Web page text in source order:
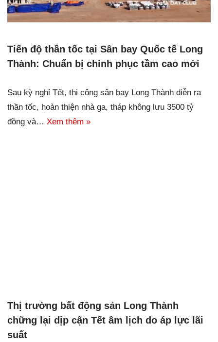
Tiến độ thần tốc tại Sân bay Quốc tế Long
Thành: Chuẩn bị chinh phục tầm cao mới
Sau kỳ nghỉ Tết, thi công sân bay Long Thành diễn ra
thần tốc, hoàn thiện nhà ga, tháp không lưu 3500 tỷ
đồng và… Xem thêm »
Thị trường bất động sản Long Thành
chững lại dịp cận Tết âm lịch do áp lực lãi
suất